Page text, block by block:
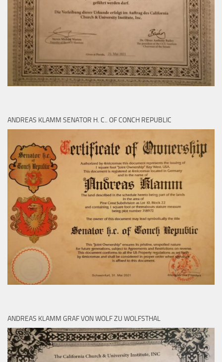
ANDREAS KLAMM SENATOR H. C.. OF CONCH REPUBLIC
ANDREAS KLAMM GRAF VON WOLF ZU WOLFSTHAL